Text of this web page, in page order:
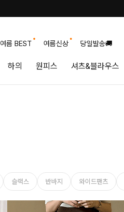
여름 BEST 여름신상 당일발송🚚
하의 원피스 셔츠&블라우스
슬랙스 반바지 와이드팬츠